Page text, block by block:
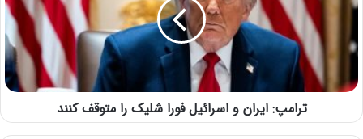
ترامپ: ایران و اسرائیل فورا شلیک را متوقف کنند